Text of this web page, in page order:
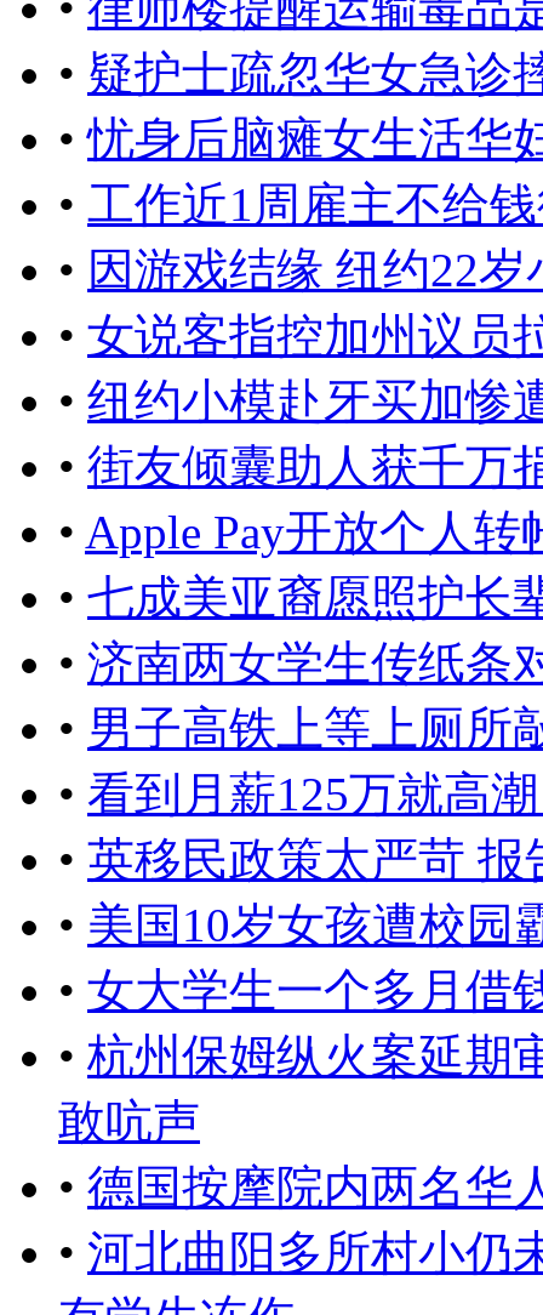
• 疑护士疏忽华女急诊
•忧身后脑瘫女生活华
• 工作近1周雇主不给
• 因游戏结缘 纽约22
• 女说客指控加州议员
• 纽约小模赴牙买加
• 街友倾囊助人获千万
• Apple Pay开放个人
• 七成美亚裔愿照护长
• 济南两女学生传纸条
• 男子高铁上等上厕所
• 看到月薪125万就高
• 英移民政策太严苛
• 美国10岁女孩遭校园
• 女大学生一个多月借
• 杭州保姆纵火案延期
敢吭声
• 德国按摩院内两名华
• 河北曲阳多所村小仍